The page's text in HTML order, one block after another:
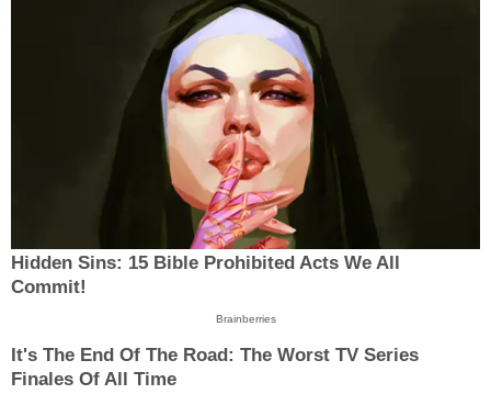
Hidden Sins: 15 Bible Prohibited Acts We All
Commit!
Brainberries
It's The End Of The Road: The Worst TV Series
Finales Of All Time